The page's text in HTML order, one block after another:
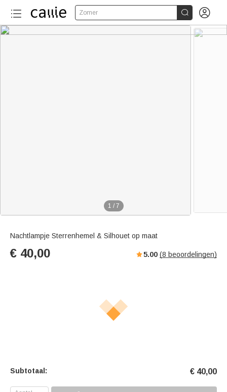
Zomer  
1 / 7
Nachtlampje Sterrenhemel & Silhouet op maat
€ 40,00 5.00 (8 beoordelingen)
Subtotaal: € 40,00